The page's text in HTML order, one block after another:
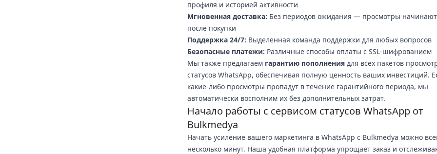
профиля и историей активности
Мгновенная доставка: Без периодов ожидания — просмотры
после покупки
Поддержка 24/7: Выделенная команда поддержки для любых вопросов
Безопасные платежи: Различные способы оплаты с SSL-шифрованием
Мы также предлагаем гарантию пополнения для всех пакетов
статусов WhatsApp, обеспечивая полную ценность ваших инвестиций.
какие-либо просмотры пропадут в течение гарантийного периода, мы
автоматически восполним их без дополнительных затрат.
Начало работы с сервисом статусов WhatsApp от
Bulkmedya
Начать усиление вашего маркетинга в WhatsApp с Bulkmedya можно
несколько минут. Наша удобная платформа упрощает заказ и